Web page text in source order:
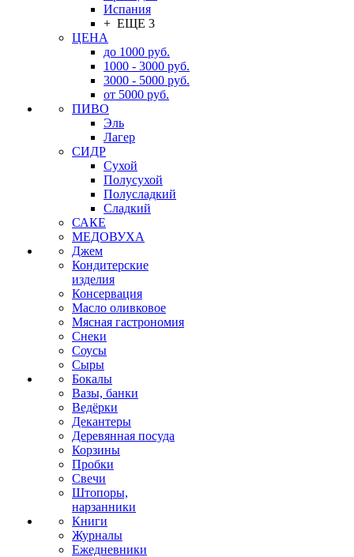
Испания
+ ЕЩЕ 3
ЦЕНА
до 1000 руб.
1000 - 3000 руб.
3000 - 5000 руб.
от 5000 руб.
ПИВО
Эль
Лагер
СИДР
Сухой
Полусухой
Полусладкий
Сладкий
САКЕ
МЕДОВУХА
Джем
Кондитерские
изделия
Консервация
Масло оливковое
Мясная гастрономия
Снеки
Соусы
Сыры
Бокалы
Вазы, банки
Ведёрки
Декантеры
Деревянная посуда
Корзины
Пробки
Свечи
Штопоры,
нарзанники
Книги
Журналы
Ежедневники